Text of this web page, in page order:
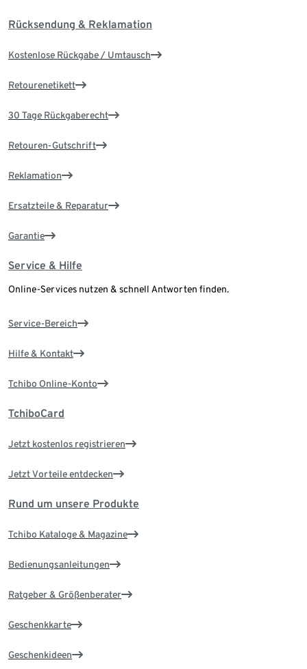
Rücksendung & Reklamation
Kostenlose Rückgabe / Umtausch
Retourenetikett
30 Tage Rückgaberecht
Retouren-Gutschrift
Reklamation
Ersatzteile & Reparatur
Garantie
Service & Hilfe
Online-Services nutzen & schnell Antworten finden.
Service-Bereich
Hilfe & Kontakt
Tchibo Online-Konto
TchiboCard
Jetzt kostenlos registrieren
Jetzt Vorteile entdecken
Rund um unsere Produkte
Tchibo Kataloge & Magazine
Bedienungsanleitungen
Ratgeber & Größenberater
Geschenkkarte
Geschenkideen